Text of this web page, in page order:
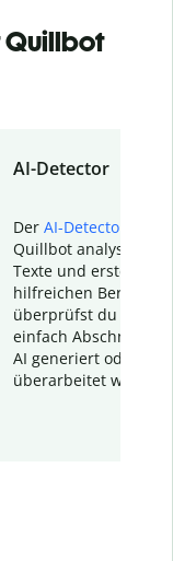
Quillbot
AI-Detector
Der AI-Detector
Quillbot analysiert
Texte und erstellt
hilfreichen Bericht.
überprüfst du
einfach Abschnitte,
AI generiert oder
überarbeitet wurden.